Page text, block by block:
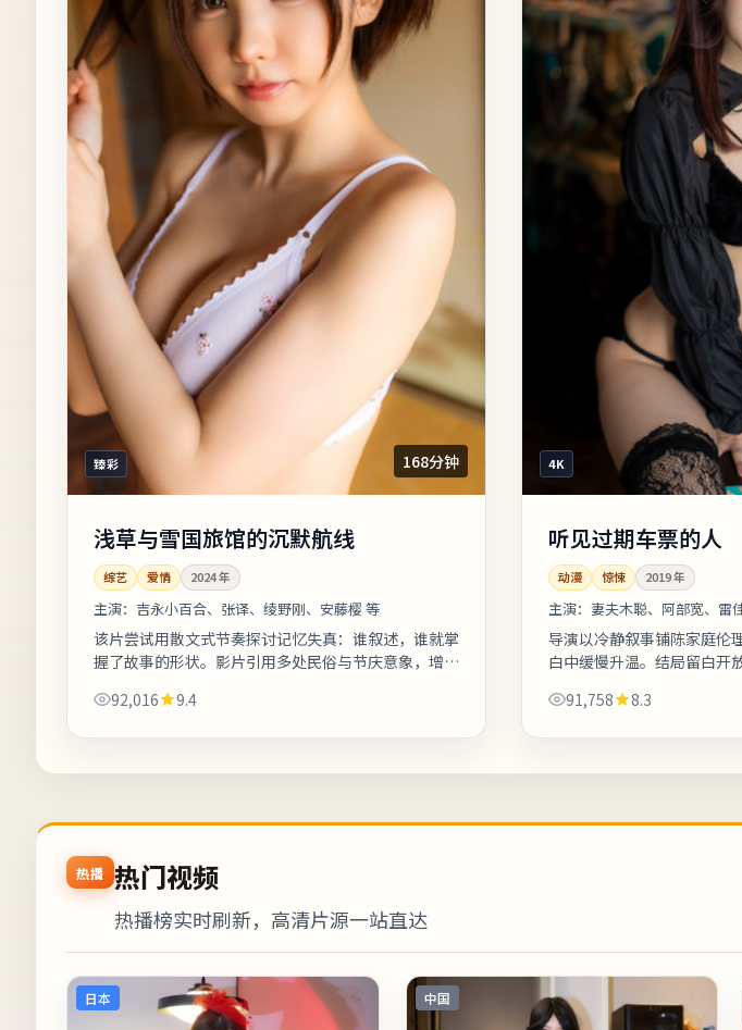
臻彩 168分钟
浅草与雪国旅馆的沉默航线
综艺 爱情 2024年
主演： 吉永小百合、张译、绫野刚、安藤樱 等
该片尝试用散文式节奏探讨记忆失真：谁叙述，谁就掌
握了故事的形状。影片引用多处民俗与节庆意象，增强
群请酌情观看。《浅草与雪国旅馆的...
92,016 9.4
4K
听见过期车票的人
动漫 惊悚 2019年
主演： 妻夫木聪、阿部宽、雷
导演以冷静叙事铺陈家庭伦
白中缓慢升温。结局留白开
更多前后呼应。《听见过期车
91,758 8.3
热播 热门视频
热播榜实时刷新，高清片源一站直达
日本 中国